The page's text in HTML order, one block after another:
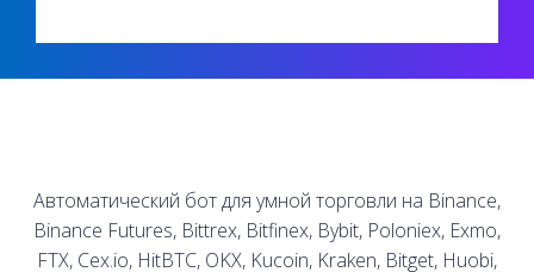
Автоматический бот для умной торговли на Binance,
Binance Futures, Bittrex, Bitfinex, Bybit, Poloniex, Exmo,
FTX, Cex.io, HitBTC, OKX, Kucoin, Kraken, Bitget, Huobi,